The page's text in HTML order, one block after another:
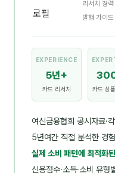
리서치 경력
발행 가이드
EXPERIENCE
5년+
카드 리서치 카드 상
여신금융협회 공시자료·
5년여간 직접 분석한 경
실제 소비 패턴에 최적화
신용점수·소득·소비 유